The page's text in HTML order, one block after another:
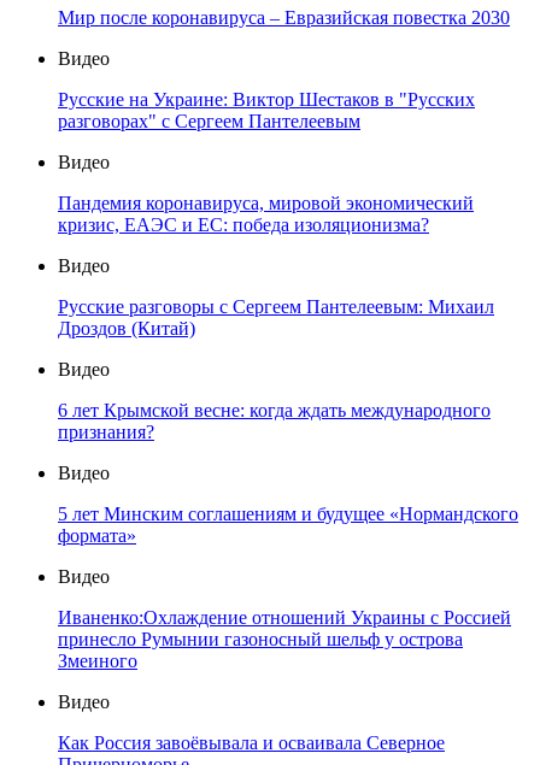
Мир после коронавируса – Евразийская повестка 2030
Видео
Русские на Украине: Виктор Шестаков в "Русских
разговорах" с Сергеем Пантелеевым
Видео
Пандемия коронавируса, мировой экономический
кризис, ЕАЭС и ЕС: победа изоляционизма?
Видео
Русские разговоры с Сергеем Пантелеевым: Михаил
Дроздов (Китай)
Видео
6 лет Крымской весне: когда ждать международного
признания?
Видео
5 лет Минским соглашениям и будущее «Нормандского
формата»
Видео
Иваненко:Охлаждение отношений Украины с Россией
принесло Румынии газоносный шельф у острова
Змеиного
Видео
Как Россия завоёвывала и осваивала Северное